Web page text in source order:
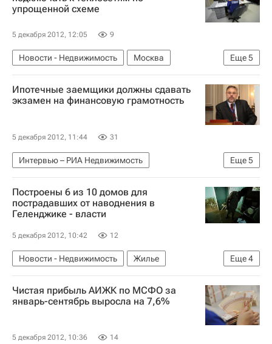
упрощенной схеме
5 декабря 2012, 12:05 9
Еще5
Новости - Недвижимость
Москва
Новостройки
Инфраструктура
МОЭК
Жилье
Россия
Ипотечные заемщики должны сдавать
экзамен на финансовую грамотность
5 декабря 2012, 11:44 31
Еще5
Интервью – РИА Недвижимость
Крупным планом
Банки
Кредиты
Ипотека
Россия
Построены 6 из 10 домов для
пострадавших от наводнения в
Геленджике - власти
5 декабря 2012, 10:42 12
Еще4
Новости - Недвижимость
Жилье
Строительство
Геленджик
Наводнение
Россия
Чистая прибыль АИЖК по МСФО за
январь-сентябрь выросла на 7,6%
5 декабря 2012, 10:36 14